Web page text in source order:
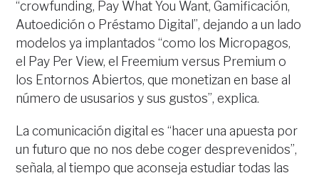
“crowfunding, Pay What You Want, Gamificación,
Autoedición o Préstamo Digital”, dejando a un lado
modelos ya implantados “como los Micropagos,
el Pay Per View, el Freemium versus Premium o
los Entornos Abiertos, que monetizan en base al
número de ususarios y sus gustos”, explica.
La comunicación digital es “hacer una apuesta por
un futuro que no nos debe coger desprevenidos”,
señala, al tiempo que aconseja estudiar todas las